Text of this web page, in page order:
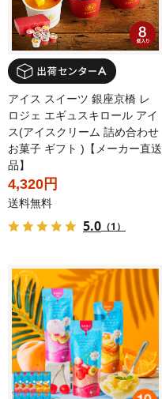
アイス スイーツ 銀座京橋 レ
ロジェ エギュスキロール アイ
ス(アイスクリーム 詰め合わせ
お菓子 ギフト )【メーカー直送
品】
4,320円
送料無料
5.0 （1）